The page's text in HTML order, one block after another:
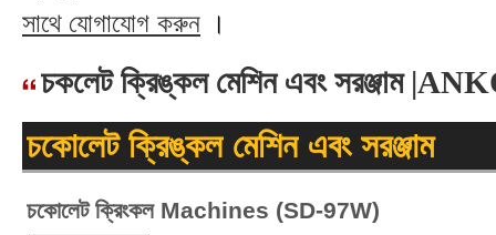
সাথে যোগাযোগ করুন ।
চকলেট ক্রিঙ্কল মেশিন এবং সরঞ্জাম
চকোলেট ক্রিঙ্কল মেশিন এবং সরঞ্জাম
চকোলেট ক্রিংকল Machines (SD-97W)